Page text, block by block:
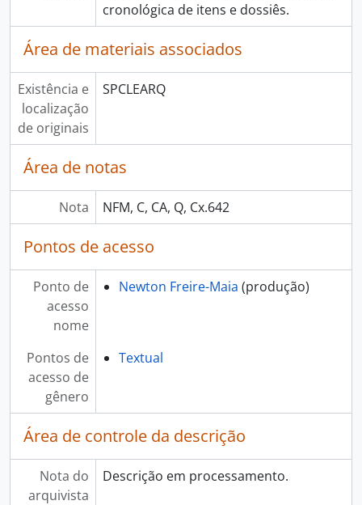
cronológica de itens e dossiês.
Área de materiais associados
Existência e
localização
de originais
SPCLEARQ
Área de notas
Nota NFM, C, CA, Q, Cx.642
Pontos de acesso
Ponto de
acesso
nome
Newton Freire-Maia (produção)
Pontos de
acesso de
gênero
Textual
Área de controle da descrição
Nota do
arquivista
Descrição em processamento.